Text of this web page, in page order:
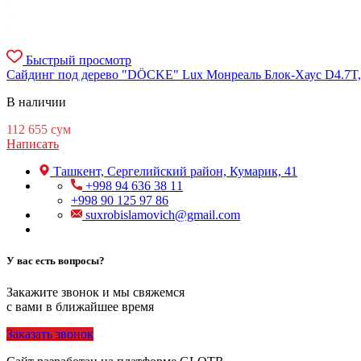
Быстрый просмотр
Сайдинг под дерево "DÖCKE" Lux Монреаль Блок-Хаус
В наличии
112 655 сум
Написать
Ташкент, Сергелийский район, Кумарик, 41
+998 94 636 38 11
+998 90 125 97 86
suxrobislamovich@gmail.com
У вас есть вопросы?
Закажите звонок и мы свяжемся
с вами в ближайшее время
Заказать звонок